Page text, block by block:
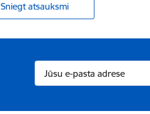
Sniegt atsauksmi